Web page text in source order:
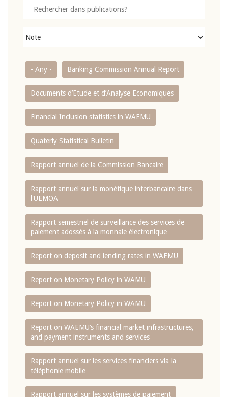
- Any - Banking Commission Annual Report
Documents d’Etude et d’Analyse Economiques
Financial Inclusion statistics in WAEMU
Quaterly Statistical Bulletin
Rapport annuel de la Commission Bancaire
Rapport annuel sur la monétique interbancaire dans
l'UEMOA
Rapport semestriel de surveillance des services de
paiement adossés à la monnaie électronique
Report on deposit and lending rates in WAEMU
Report on Monetary Policy in WAMU
Report on Monetary Policy in WAMU
Report on WAEMU’s financial market infrastructures,
and payment instruments and services
Rapport annuel sur les services financiers via la
téléphonie mobile
Rapport annuel sur les systèmes de paiement